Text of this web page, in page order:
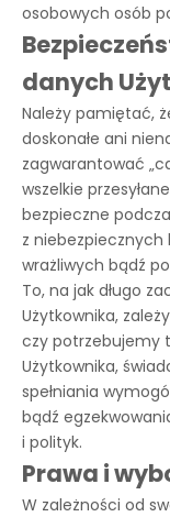
osobowych osób
danych
Należy pamiętać,
doskonałe ani
zagwarantować
wszelkie
bezpieczne
z niebezpiecznych
wrażliwych bądź
To, na jak długo
Użytkownika,
czy potrzebujemy
Użytkownika,
spełniania
bądź
i polityk.
Prawa i
W zależności od